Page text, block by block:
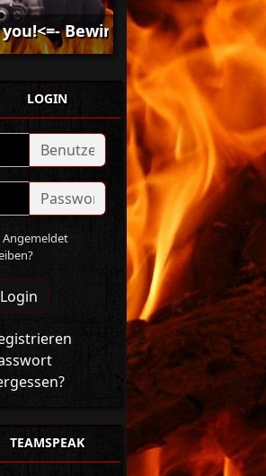
Bewirb dich bei uns -=>We
LOGIN
Angemeldet
Login
TEAMSPEAK